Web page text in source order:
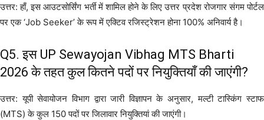
उत्तर: हाँ, इस आउटसोर्सिंग भर्ती में शामिल होने के लिए उत्तर प्रदेश रोजगार संगम पोर्टल
पर एक ‘Job Seeker’ के रूप में एक्टिव रजिस्ट्रेशन होना 100% अनिवार्य है।
Q5. इस UP Sewayojan Vibhag MTS Bharti
2026 के तहत कुल कितने पदों पर नियुक्तियाँ की जाएंगी?
उत्तर: यूपी सेवायोजन विभाग द्वारा जारी विज्ञापन के अनुसार, मल्टी टास्किंग स्टाफ
(MTS) के कुल 150 पदों पर जिलावार नियुक्तियां की जाएंगी।